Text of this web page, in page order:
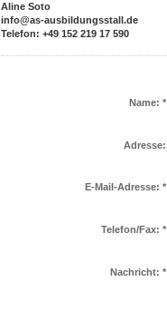
Aline Soto
info@as-ausbildungsstall.de
Telefon: +49 152 219 17 590
Name: *
Adresse:
E-Mail-Adresse: *
Telefon/Fax: *
Nachricht: *